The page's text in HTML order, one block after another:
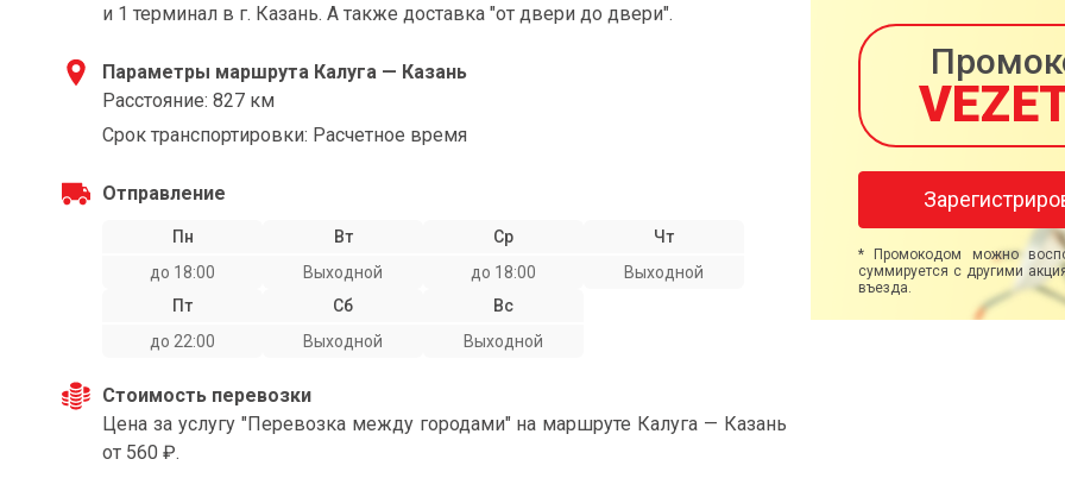
и 1 терминал в г. Казань. А также доставка "от двери до двери".
Параметры маршрута Калуга — Казань
Расстояние: 827 км
Срок транспортировки: Расчетное время
Отправление
Пн
до 18:00
Вт
Выходной
Ср
до 18:00
Чт
Выходной
Пт
до 22:00
Сб
Выходной
Вс
Выходной
Стоимость перевозки
Цена за услугу "Перевозка между городами" на маршруте Калуга — Казань
от 560 ₽.
* Промокодом можно
суммируется с другими
въезда.